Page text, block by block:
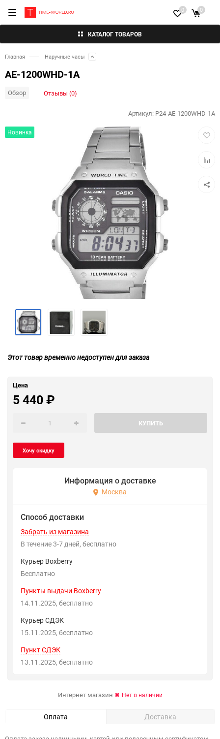
КАТАЛОГ ТОВАРОВ
0 0
Главная Наручные часы
AE-1200WHD-1A
Обзор Отзывы (0)
Новинка
Артикул: P24-AE-1200WHD-1A
Этот товар временно недоступен для заказа
Цена
5 440₽
КУПИТЬ
Информация о доставке
Москва
Способ доставки
Забрать из магазина
В течение3-7 дней Бесплатно
Курьер Boxberry
Бесплатно
Пункты выдачи Boxberry
14.11.2025
Бесплатно
Курьер СДЭК
15.11.2025
Бесплатно
Пункт СДЭК
13.11.2025
Бесплатно
Интернет магазин Нет в наличии
Оплата Доставка